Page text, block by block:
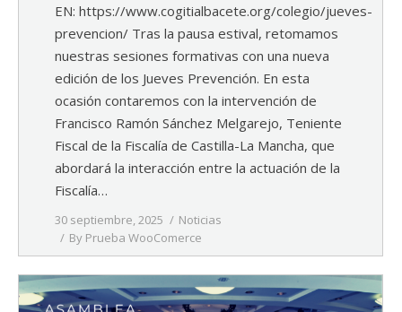
EN: https://www.cogitialbacete.org/colegio/jueves-
prevencion/ Tras la pausa estival, retomamos
nuestras sesiones formativas con una nueva
edición de los Jueves Prevención. En esta
ocasión contaremos con la intervención de
Francisco Ramón Sánchez Melgarejo, Teniente
Fiscal de la Fiscalía de Castilla-La Mancha, que
abordará la interacción entre la actuación de la
Fiscalía…
30 septiembre, 2025
Noticias
By Prueba WooComerce